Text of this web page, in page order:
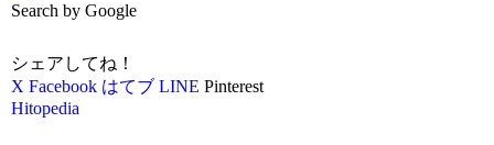
Search by Google
シェアしてね！
X Facebook はてブ LINE Pinterest
Hitopedia